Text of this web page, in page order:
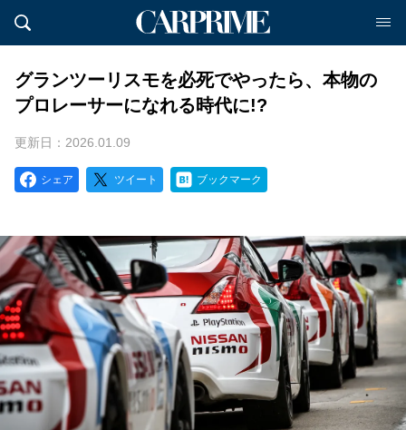
グランツーリスモを必死でやったら、本物の
プロレーサーになれる時代に!?
更新日：2026.01.09
シェア ツイート ブックマーク